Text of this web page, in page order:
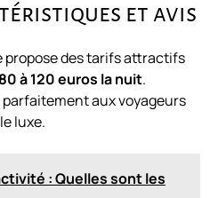
et avis
des tarifs attractifs
à 120 euros la nuit.
aux voyageurs
luxe.
: Quelles sont les